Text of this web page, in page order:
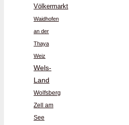
Völkermarkt
Waidhofen
an der
Thaya
Weiz
Wels-
Land
Wolfsberg
Zell am
See